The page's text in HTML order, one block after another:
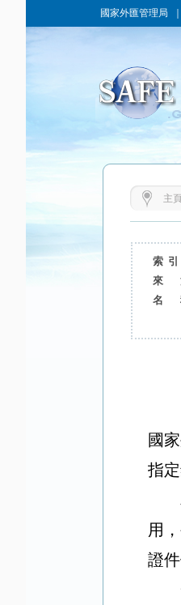
國家外匯管理局
主頁
索 引
來
名
國
指
用
證